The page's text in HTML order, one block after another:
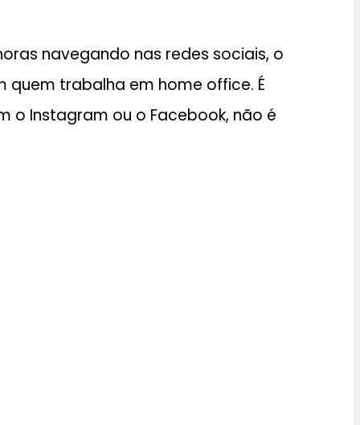
navegando nas redes sociais, o
trabalha em home office. É
Instagram ou o Facebook, não é